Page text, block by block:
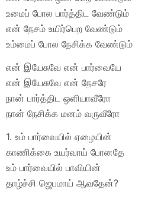
உமைப் போல பார்த்திட வேண்டும்
என் நேசம் உயிர்பெற வேண்டும்
உம்மைப் போல நேசிக்க வேண்டும்
என் இயேசுவே என் பார்வையே
என் இயேசுவே என் நேசரே
நான் பார்த்திட ஒளியாவீரோ
நான் நேசிக்க மனம் வருவீரோ
1. உம் பார்வையில் ஏழையின்
காணிக்கை உயர்வாய் போனதே
உம் பார்வையில் பாவியின்
தாழ்ச்சி ஜெபமாய் ஆவதேன்?